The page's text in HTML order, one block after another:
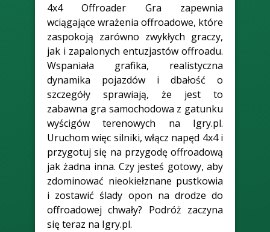
4x4 Offroader Gra zapewnia
wciągające wrażenia offroadowe, które
zaspokoją zarówno zwykłych graczy,
jak i zapalonych entuzjastów offroadu.
Wspaniała grafika, realistyczna
dynamika pojazdów i dbałość o
szczegóły sprawiają, że jest to
zabawna gra samochodowa z gatunku
wyścigów terenowych na Igry.pl.
Uruchom więc silniki, włącz napęd 4x4 i
przygotuj się na przygodę offroadową
jak żadna inna. Czy jesteś gotowy, aby
zdominować nieokiełznane pustkowia
i zostawić ślady opon na drodze do
offroadowej chwały? Podróż zaczyna
się teraz na Igry.pl.